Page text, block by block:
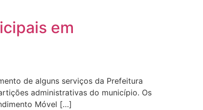
em
de alguns serviços da Prefeitura
administrativas do município. Os
Móvel […]